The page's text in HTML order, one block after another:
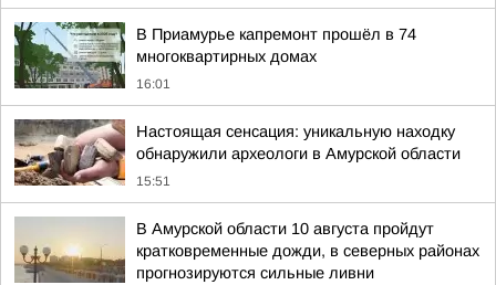
В Приамурье капремонт прошёл в 74
многоквартирных домах
16:01
Настоящая сенсация: уникальную находку
обнаружили археологи в Амурской области
15:51
В Амурской области 10 августа пройдут
кратковременные дожди, в северных районах
прогнозируются сильные ливни